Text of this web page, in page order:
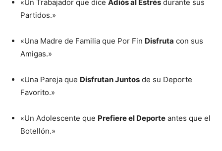
«Un Trabajador que dice Adiós al Estrés durante sus
Partidos.»
«Una Madre de Familia que Por Fin Disfruta con sus
Amigas.»
«Una Pareja que Disfrutan Juntos de su Deporte
Favorito.»
«Un Adolescente que Prefiere el Deporte antes que el
Botellón.»